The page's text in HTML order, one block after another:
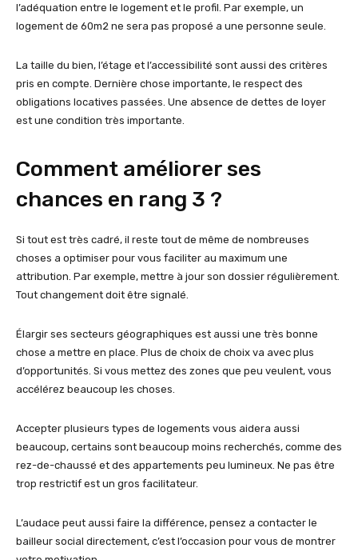
l’adéquation entre le logement et le profil. Par exemple, un
logement de 60m2 ne sera pas proposé a une personne seule.
La taille du bien, l’étage et l’accessibilité sont aussi des critères
pris en compte. Dernière chose importante, le respect des
obligations locatives passées. Une absence de dettes de loyer
est une condition très importante.
Comment améliorer ses
chances en rang 3 ?
Si tout est très cadré, il reste tout de même de nombreuses
choses a optimiser pour vous faciliter au maximum une
attribution. Par exemple, mettre à jour son dossier régulièrement.
Tout changement doit être signalé.
Élargir ses secteurs géographiques est aussi une très bonne
chose a mettre en place. Plus de choix de choix va avec plus
d’opportunités. Si vous mettez des zones que peu veulent, vous
accélérez beaucoup les choses.
Accepter plusieurs types de logements vous aidera aussi
beaucoup, certains sont beaucoup moins recherchés, comme des
rez-de-chaussé et des appartements peu lumineux. Ne pas être
trop restrictif est un gros facilitateur.
L’audace peut aussi faire la différence, pensez a contacter le
bailleur social directement, c’est l’occasion pour vous de montrer